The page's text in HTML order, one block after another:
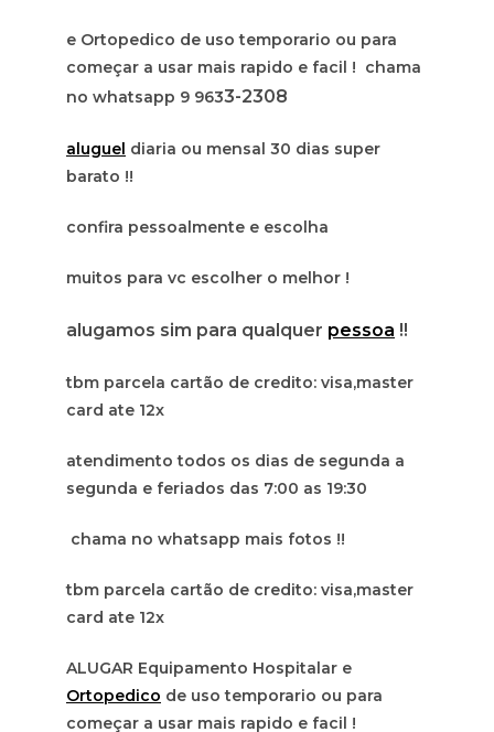
e Ortopedico de uso temporario ou para
começar a usar mais rapido e facil ! chama
no whatsapp 9 9633-2308
aluguel diaria ou mensal 30 dias super
barato !!
confira pessoalmente e escolha
muitos para vc escolher o melhor !
alugamos sim para qualquer pessoa !!
tbm parcela cartão de credito: visa,master
card ate 12x
atendimento todos os dias de segunda a
segunda e feriados das 7:00 as 19:30
chama no whatsapp mais fotos !!
tbm parcela cartão de credito: visa,master
card ate 12x
ALUGAR Equipamento Hospitalar e
Ortopedico de uso temporario ou para
começar a usar mais rapido e facil !